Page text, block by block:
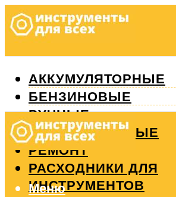
АККУМУЛЯТОРНЫЕ
БЕНЗИНОВЫЕ
РУЧНЫЕ
ИЗМЕРИТЕЛЬНЫЕ
РЕМОНТ
РАСХОДНИКИ ДЛЯ
ИНСТРУМЕНТОВ
Меню